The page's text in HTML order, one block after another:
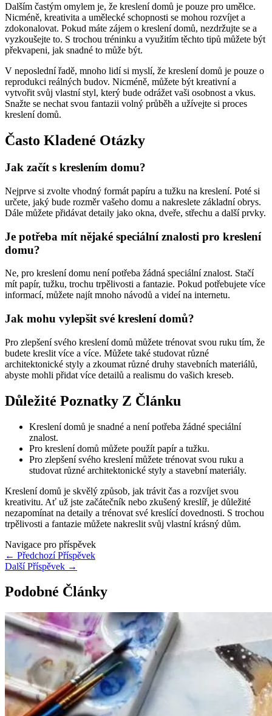
Dalším častým omylem je, že kreslení domů je pouze pro umělce.
Nicméně, kreativita a umělecké schopnosti se mohou rozvíjet a
zdokonalovat. Pokud máte zájem o kreslení domů, nezdržujte se a
vyzkoušejte to. S trochou tréninku a využitím těchto tipů můžete být
překvapeni, jak snadné to může být.
V neposlední řadě, mnoho lidí si myslí, že kreslení domů je pouze o
reprodukci reálných budov. Nicméně, můžete být kreativní a
vytvořit svůj vlastní styl, který bude odrážet vaši osobnost a vkus.
Snažte se nechat svou fantazii volný průběh a užívejte si proces
kreslení domů.
Často Kladené Otázky
Jak začít s kreslením domu?
Nejprve si zvolte vhodný formát papíru a tužku na kreslení. Poté si
určete, jaký bude rozměr vašeho domu a nakreslete základní obrys.
Dále můžete přidávat detaily jako okna, dveře, střechu a další prvky.
Je potřeba mít nějaké speciální znalosti pro kreslení
domu?
Ne, pro kreslení domu není potřeba žádná speciální znalost. Stačí
mít papír, tužku, trochu trpělivosti a fantazie. Pokud potřebujete více
informací, můžete najít mnoho návodů a videí na internetu.
Jak mohu vylepšit své kreslení domů?
Pro zlepšení svého kreslení domů můžete trénovat svou ruku tím, že
budete kreslit více a více. Můžete také studovat různé
architektonické styly a zkoumat různé druhy stavebních materiálů,
abyste mohli přidat více detailů a realismu do vašich kreseb.
Důležité Poznatky Z Článku
Kreslení domů je snadné a není potřeba žádné speciální
znalost.
Pro kreslení domů můžete použít papír a tužku.
Pro zlepšení svého kreslení můžete trénovat svou ruku a
studovat různé architektonické styly a stavební materiály.
Kreslení domů je skvělý způsob, jak trávit čas a rozvíjet svou
kreativitu. Ať už jste začátečník nebo zkušený kreslíř, je důležité
nezapomínat na detaily a trénovat své kreslící dovednosti. S trochou
trpělivosti a fantazie můžete nakreslit svůj vlastní krásný dům.
Navigace pro příspěvek
← Předchozí Příspěvek
Další Příspěvek →
Podobné Články